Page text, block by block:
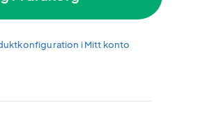
i Mitt konto